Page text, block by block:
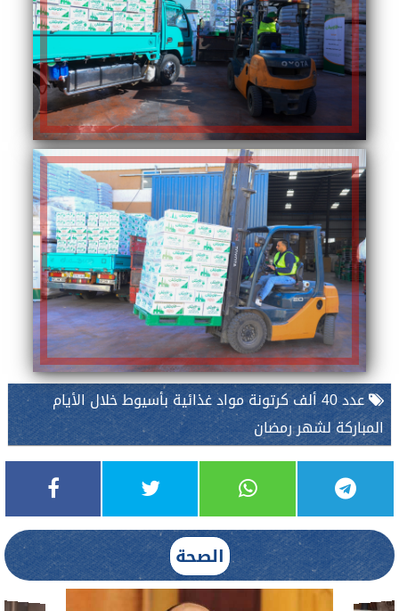
عدد 40 ألف كرتونة مواد غذائية بأسيوط خلال الأيام
المباركة لشهر رمضان
الصحة